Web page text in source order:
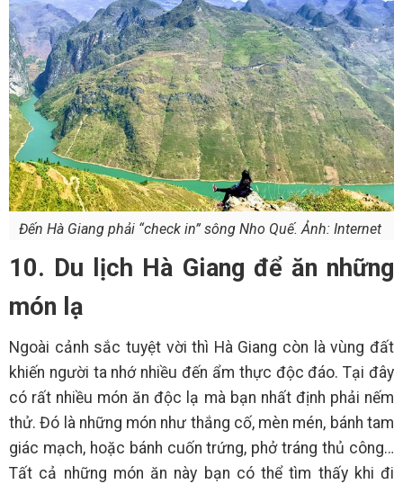
Đến Hà Giang phải “check in” sông Nho Quế. Ảnh: Internet
10. Du lịch Hà Giang để ăn những
món lạ
Ngoài cảnh sắc tuyệt vời thì Hà Giang còn là vùng đất
khiến người ta nhớ nhiều đến ẩm thực độc đáo. Tại đây
có rất nhiều món ăn độc lạ mà bạn nhất định phải nếm
thử. Đó là những món như thắng cố, mèn mén, bánh tam
giác mạch, hoặc bánh cuốn trứng, phở tráng thủ công…
Tất cả những món ăn này bạn có thể tìm thấy khi đi